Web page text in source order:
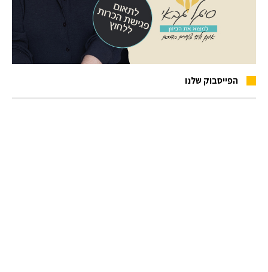
הפייסבוק שלנו